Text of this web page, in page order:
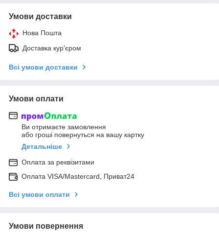
Умови доставки
Нова Пошта
Доставка кур'єром
Всі умови доставки
Умови оплати
Ви отримаєте замовлення
або гроші повернуться на вашу картку
Детальніше
Оплата за реквізитами
Оплата VISA/Mastercard, Приват24
Всі умови оплати
Умови повернення